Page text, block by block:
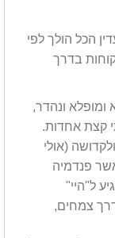
הכל הולך לפי
בדרך
ומופלא ונהדר,
קצת אחדות.
(אולי
פנדמיה
ל"היי"
צמחים,